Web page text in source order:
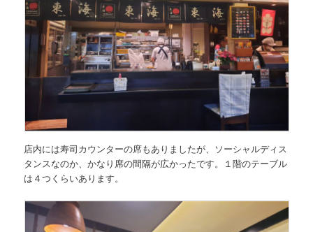
店内には寿司カウンターの席もありましたが、ソーシャルディス
タンスなのか、かなり席の間隔が広かったです。１階のテーブル
は４つくらいあります。